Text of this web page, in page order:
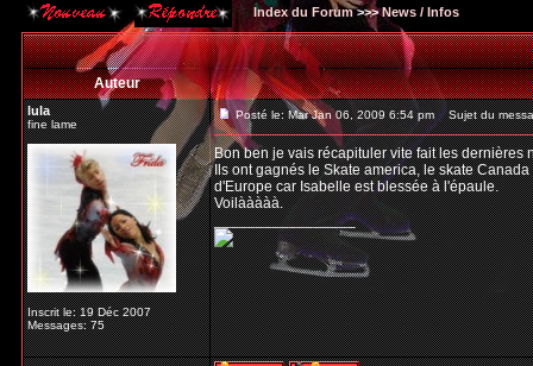
Index du Forum>>>News / Infos
Auteur
lula
fine lame
Inscrit le: 19 Déc 2007
Messages: 75
Posté le: Mar Jan 06, 2009 6:54 pm Sujet du
Bon ben je vais récapituler vite fait les dernières
Ils ont gagnés le Skate america, le skate
d'Europe car Isabelle est blessée à l'épaule.
Voilààààà.
_________________